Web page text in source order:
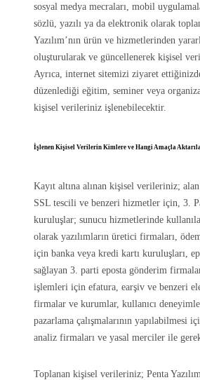
sosyal medya mecraları, mobil
sözlü, yazılı ya da elektronik olarak
Yazılım’nın ürün ve hizmetlerinden
oluşturularak ve güncellenerek kişisel
Ayrıca, internet sitemizi ziyaret
düzenlediği eğitim, seminer veya
kişisel verileriniz işlenebilecektir.
İşlenen Kişisel Verilerin Kimlere ve Hangi Amaçla
Kayıt altına alınan kişisel verileriniz;
SSL tescili ve benzeri hizmetler için, 3.
kuruluşlar; sunucu hizmetlerinde
olarak yazılımların üretici firmaları,
için banka veya kredi kartı kuruluşları,
sağlayan 3. parti eposta gönderim
işlemleri için efatura, earşiv ve benzeri
firmalar ve kurumlar, kullanıcı
pazarlama çalışmalarının yapılabilmesi
analiz firmaları ve yasal merciler ile
Toplanan kişisel verileriniz; Penta